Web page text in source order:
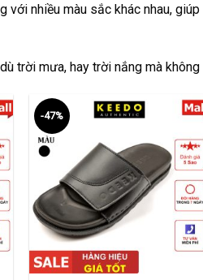
nhiều màu sắc khác nhau,
trời mưa, hay trời nắng mà
-47%
+